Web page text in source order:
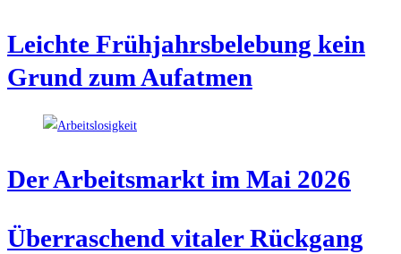
Leich­te Früh­jahrs­be­le­bung kein
Grund zum Aufatmen
Der Arbeits­markt im Mai 2026
Über­ra­schend vita­ler Rück­gang